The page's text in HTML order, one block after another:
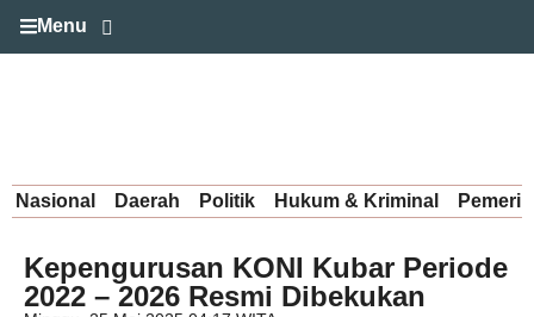
Menu
Nasional Daerah Politik Hukum & Kriminal
Kepengurusan KONI Kubar Periode
2022 – 2026 Resmi Dibekukan